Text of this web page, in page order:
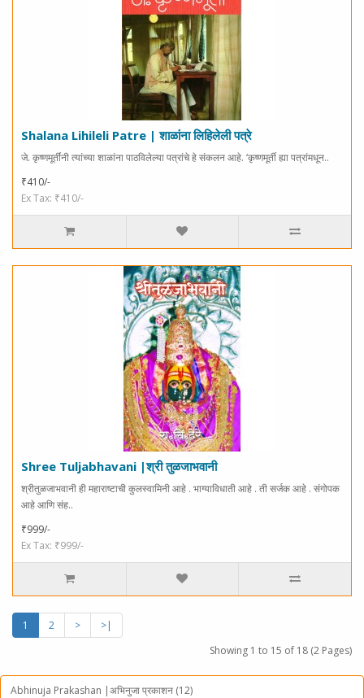
Shalana Lihileli Patre | शाळांना लिहिलेली पत्रे
जे. कृष्णमूर्तींनी त्यांच्या शाळांना पाठविलेल्या पत्रांचे हे संकलन आहे. ‘कृष्णमूर्ती ह्या पत्रांमधून..
₹410/-
Ex Tax: ₹410/-
Shree Tuljabhavani |श्री तुळजाभवानी
श्रीतुळजाभवानी ही महाराष्टाची कुलस्वामिनी आहे . भाग्याविधाती आहे . ती सर्जक आहे . संगोपक
आहे आणि संह..
₹999/-
Ex Tax: ₹999/-
1 2 >
>|
Showing 1 to 15 of 18 (2 Pages)
Abhinuja Prakashan |अभिनुजा प्रकाशन (12)